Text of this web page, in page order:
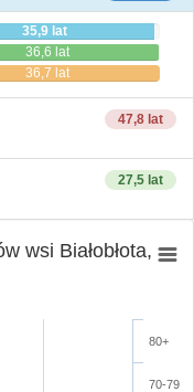
35,9 lat
36,6 lat
36,7 lat
47,8 lat
27,5 lat
wsi Białobłota,
70-79
80+